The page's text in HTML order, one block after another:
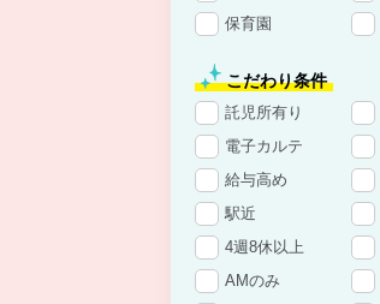
保育園
こだわり条件
託児所有り
電子カルテ
給与高め
駅近
4週8休以上
AMのみ